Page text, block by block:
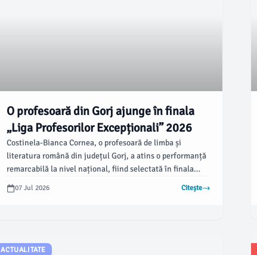
O profesoară din Gorj ajunge în finala
„Liga Profesorilor Excepționali” 2026
Costinela-Bianca Cornea, o profesoară de limba și
literatura română din județul Gorj, a atins o performanță
remarcabilă la nivel național, fiind selectată în finala
campaniei „Liga Profesorilor Excepționali”, ediția 2026,
organizată de Fundația Dan Voiculescu pentru
07 Jul 2026 Citește
ACTUALITATE